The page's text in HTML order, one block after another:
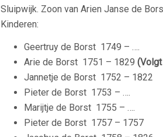
Sluipwijk. Zoon van Arien Janse de
Kinderen:
Geertruy de Borst 1749 – ….
Arie de Borst 1751 – 1829 (Volgt
Jannetje de Borst 1752 – 1822
Pieter de Borst 1753 – ….
Marijtje de Borst 1755 – ….
Pieter de Borst 1757 – 1757